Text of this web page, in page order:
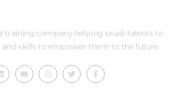
training company helping saudi talents to
skills to empower them to the future.